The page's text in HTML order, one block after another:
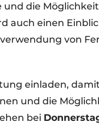
und die
auch einen
von
einladen,
und die
bei